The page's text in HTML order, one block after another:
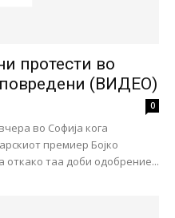
протести во
повредени (ВИДЕО)
0
во Софија кога
премиер Бојко
откако таа доби одобрение...